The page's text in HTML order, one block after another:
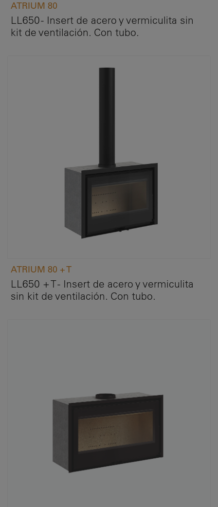
ATRIUM 80
LL650 - Insert de acero y vermiculita sin
kit de ventilación. Con tubo.
ATRIUM 80 + T
LL650 + T - Insert de acero y vermiculita
sin kit de ventilación. Con tubo.